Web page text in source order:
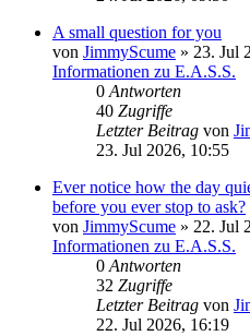
A small question for you
von JimmyScume » 23. Jul
Informationen zu E.A.S.S.
0Antworten
40 Zugriffe
Letzter Beitrag von
23. Jul 2026, 10:55
Ever notice how the day
before you ever stop to ask?
von JimmyScume » 22. Jul
Informationen zu E.A.S.S.
0Antworten
32 Zugriffe
Letzter Beitrag von
22. Jul 2026, 16:19